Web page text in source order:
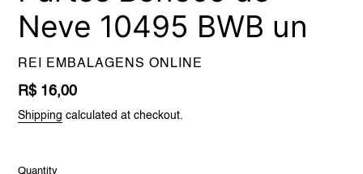
Neve 10495 BWB un
VENDOR
REI EMBALAGENS ONLINE
Regular
price
R$ 16,00
Shipping calculated at checkout.
Quantity